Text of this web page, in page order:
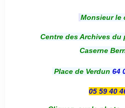
Monsieur le
Centre des Archives du
Caserne
Place de Verdun 64
05 59 40